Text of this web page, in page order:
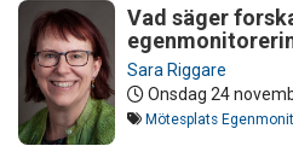
Vad säger
Sara Riggare
Onsdag 24
Mötesplats